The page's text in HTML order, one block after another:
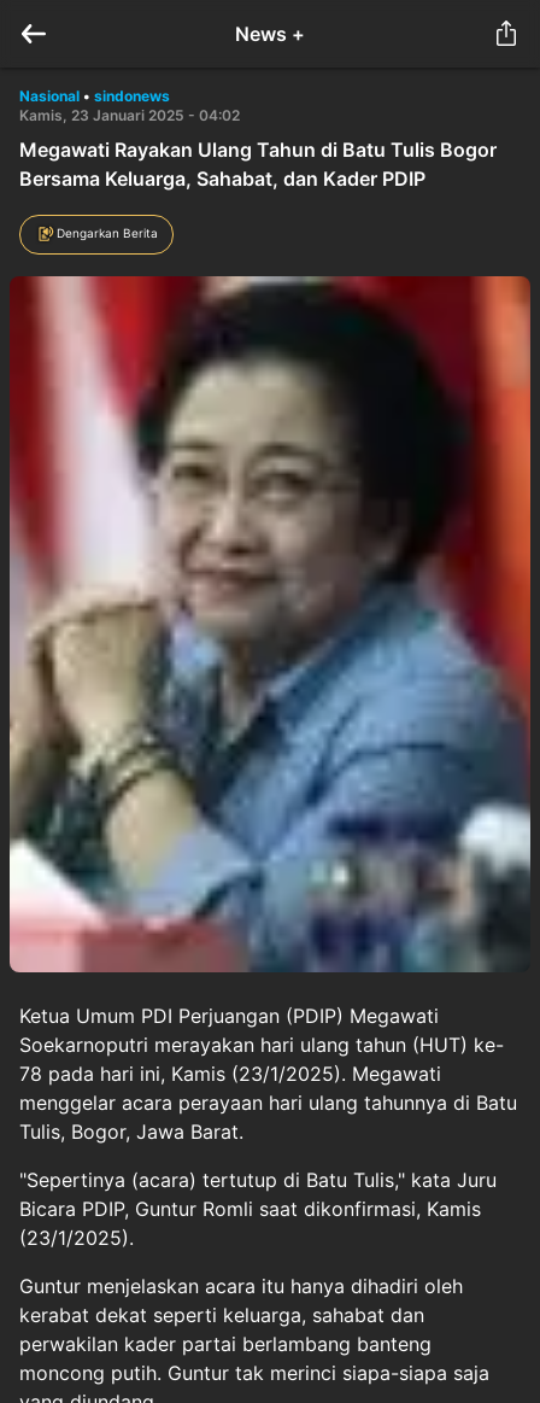
News +
Nasional • sindonews
Kamis, 23 Januari 2025 - 04:02
Megawati Rayakan Ulang Tahun di Batu Tulis Bogor
Bersama Keluarga, Sahabat, dan Kader PDIP
Dengarkan Berita
Ketua Umum PDI Perjuangan (PDIP) Megawati
Soekarnoputri merayakan hari ulang tahun (HUT) ke-
78 pada hari ini, Kamis (23/1/2025). Megawati
menggelar acara perayaan hari ulang tahunnya di Batu
Tulis, Bogor, Jawa Barat.
"Sepertinya (acara) tertutup di Batu Tulis," kata Juru
Bicara PDIP, Guntur Romli saat dikonfirmasi, Kamis
(23/1/2025).
Guntur menjelaskan acara itu hanya dihadiri oleh
kerabat dekat seperti keluarga, sahabat dan
perwakilan kader partai berlambang banteng
moncong putih. Guntur tak merinci siapa-siapa saja